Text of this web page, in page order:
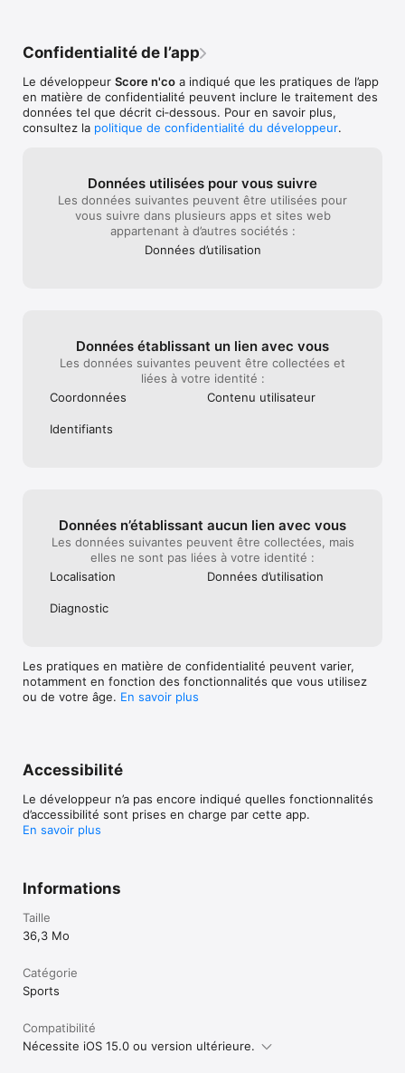
communication des résultats, des calendriers, des
Retrouvez nos solutions automatisées gratuites et payantes
sur https://scorenco.com/clubs
Vous gérez un BLOG, un MÉDIA, ou un SITE internet
les résultats, calendriers et classements.
Plus d'infos sur https://scorenco.com/medias
(Compatibles avec : Wordpress, Wix, SiteW, Clubeo, Footeo,
Vous êtes en charge des sports ou de la communication au
sportives, quels que soient le sport et le niveau.
Retrouvez plus d'informations à propos de l'offre CityScore
sur https://scorenco.com/villes/
Score’dialement !
Vous souhaitez nous signaler quelque chose ?
Conditions d’utilisation : https://www.apple.com/legal/internet-
services/itunes/dev/stdeula/
Confidentialité de l’app
Le développeur Score n'co a indiqué que les pratiques de l’app
en matière de confidentialité peuvent inclure le traitement des
données tel que décrit ci‑dessous. Pour en savoir plus,
consultez la politique de confidentialité du développeur.
Données utilisées pour vous suivre
Les données suivantes peuvent être utilisées pour
vous suivre dans plusieurs apps et sites web
appartenant à d’autres sociétés :
Données d’utilisation
Données établissant un lien avec vous
Les données suivantes peuvent être collectées et
liées à votre identité :
Coordonnées
Contenu utilisateur
Identifiants
Données n’établissant aucun lien avec vous
Les données suivantes peuvent être collectées, mais
elles ne sont pas liées à votre identité :
Localisation
Données d’utilisation
Diagnostic
Les pratiques en matière de confidentialité peuvent varier,
notamment en fonction des fonctionnalités que vous utilisez
ou de votre âge. En savoir plus
Accessibilité
Le développeur n’a pas encore indiqué quelles fonctionnalités
d’accessibilité sont prises en charge par cette app.
En savoir plus
Informations
Taille
36,3 Mo
Catégorie
Sports
Compatibilité
Nécessite iOS 15.0 ou version ultérieure.